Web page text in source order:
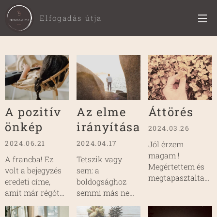
Elfogadás útja
A pozitív
önkép
2024.06.21
A francba! Ez
volt a bejegyzés
eredeti címe,
amit már régóta
elkezdtem írni de
nem ment, mert
Az elme
irányítása
2024.04.17
Tetszik vagy
sem: a
boldogsághoz
semmi más nem
kell, mint
eldönteni, hogy
Áttörés
2024.03.26
Jól érzem
magam !
Megértettem és
megtapasztaltam,